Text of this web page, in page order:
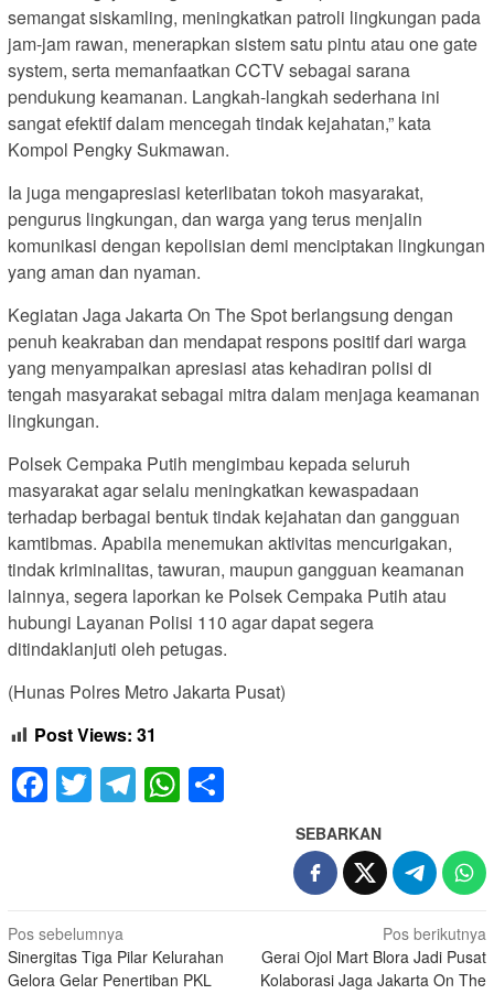
semangat siskamling, meningkatkan patroli lingkungan pada
jam-jam rawan, menerapkan sistem satu pintu atau one gate
system, serta memanfaatkan CCTV sebagai sarana
pendukung keamanan. Langkah-langkah sederhana ini
sangat efektif dalam mencegah tindak kejahatan,” kata
Kompol Pengky Sukmawan.
Ia juga mengapresiasi keterlibatan tokoh masyarakat,
pengurus lingkungan, dan warga yang terus menjalin
komunikasi dengan kepolisian demi menciptakan lingkungan
yang aman dan nyaman.
Kegiatan Jaga Jakarta On The Spot berlangsung dengan
penuh keakraban dan mendapat respons positif dari warga
yang menyampaikan apresiasi atas kehadiran polisi di
tengah masyarakat sebagai mitra dalam menjaga keamanan
lingkungan.
Polsek Cempaka Putih mengimbau kepada seluruh
masyarakat agar selalu meningkatkan kewaspadaan
terhadap berbagai bentuk tindak kejahatan dan gangguan
kamtibmas. Apabila menemukan aktivitas mencurigakan,
tindak kriminalitas, tawuran, maupun gangguan keamanan
lainnya, segera laporkan ke Polsek Cempaka Putih atau
hubungi Layanan Polisi 110 agar dapat segera
ditindaklanjuti oleh petugas.
(Hunas Polres Metro Jakarta Pusat)
Post Views: 31
Facebook
Twitter
Telegram
WhatsApp
SEBARKAN
Navigasi
pos
Pos sebelumnya
Sinergitas Tiga Pilar Kelurahan
Gelora Gelar Penertiban PKL
Pos berikutnya
Gerai Ojol Mart Blora Jadi Pusat
Kolaborasi Jaga Jakarta On The